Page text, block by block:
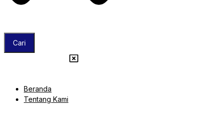
Cari
Beranda
Tentang Kami